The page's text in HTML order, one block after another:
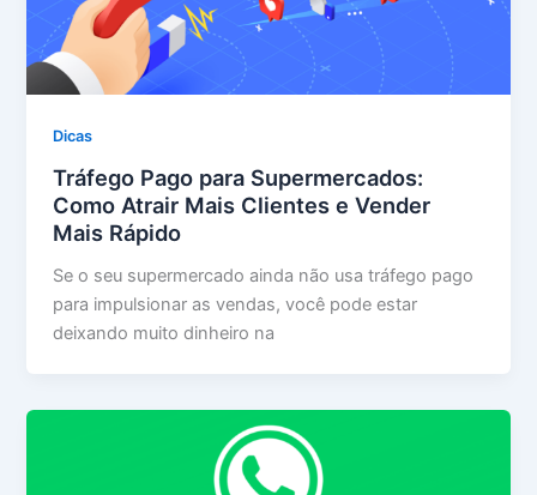
Dicas
Tráfego Pago para Supermercados:
Como Atrair Mais Clientes e Vender
Mais Rápido
Se o seu supermercado ainda não usa tráfego pago
para impulsionar as vendas, você pode estar
deixando muito dinheiro na